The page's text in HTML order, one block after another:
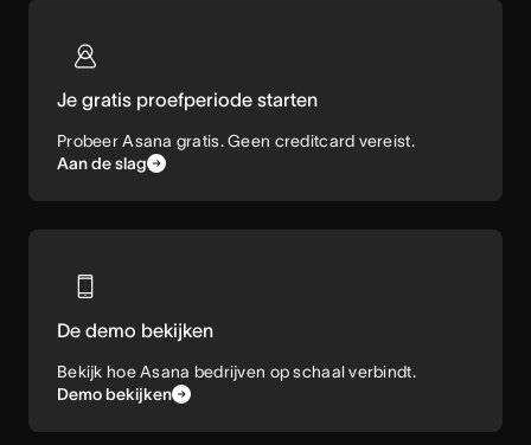
Je gratis proefperiode starten
Probeer Asana gratis. Geen creditcard vereist.
Aan de slag
De demo bekijken
Bekijk hoe Asana bedrijven op schaal verbindt.
Demo bekijken